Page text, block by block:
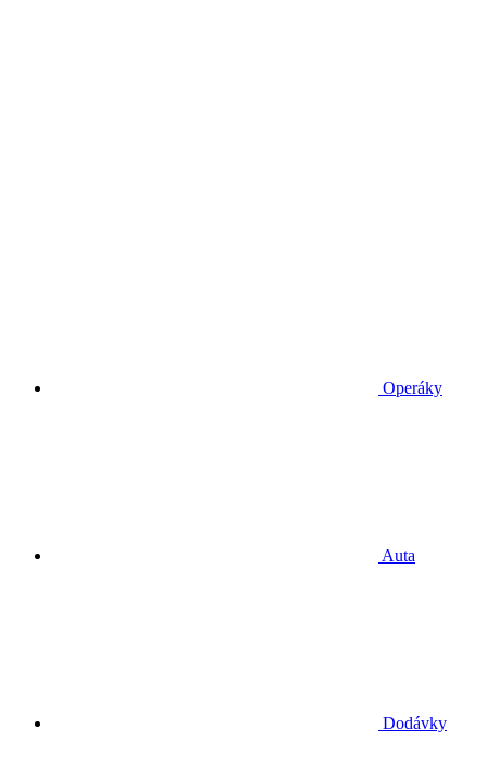
Operáky
Auta
Dodávky